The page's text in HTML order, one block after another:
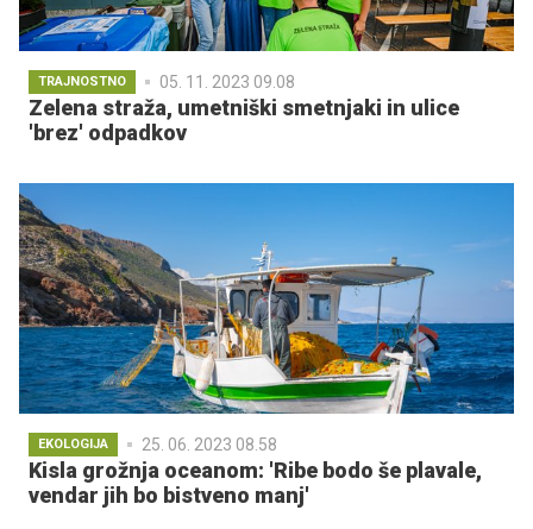
TRAJNOSTNO 05. 11. 2023 09.08
Zelena straža, umetniški smetnjaki in ulice
'brez' odpadkov
EKOLOGIJA 25. 06. 2023 08.58
Kisla grožnja oceanom: 'Ribe bodo še plavale,
vendar jih bo bistveno manj'